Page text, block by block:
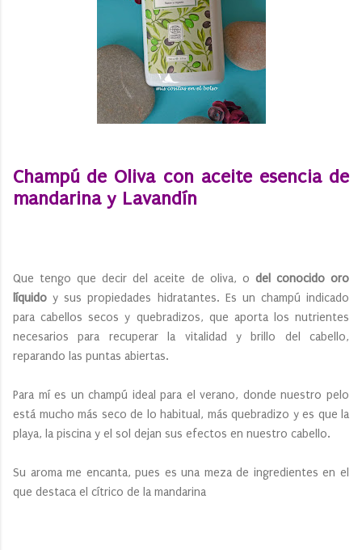
Champú de Oliva con aceite esencia de
mandarina y Lavandín
Que tengo que decir del aceite de oliva, o del conocido oro
líquido y sus propiedades hidratantes. Es un champú indicado
para cabellos secos y quebradizos, que aporta los nutrientes
necesarios para recuperar la vitalidad y brillo del cabello,
reparando las puntas abiertas.
Para mí es un champú ideal para el verano, donde nuestro pelo
está mucho más seco de lo habitual, más quebradizo y es que la
playa, la piscina y el sol dejan sus efectos en nuestro cabello.
Su aroma me encanta, pues es una meza de ingredientes en el
que destaca el cítrico de la mandarina